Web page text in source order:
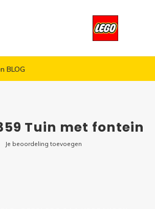
BLOG
Tuin met fontein
Je beoordeling toevoegen